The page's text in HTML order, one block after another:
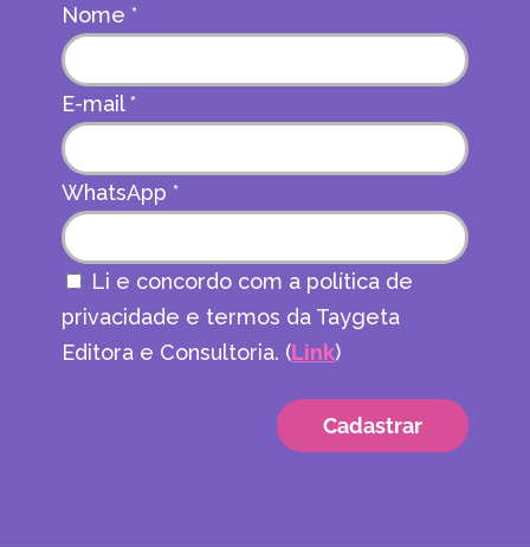
Nome*
E-mail*
WhatsApp*
Li e concordo com a política de
privacidade e termos da Taygeta
Editora e Consultoria. (Link)